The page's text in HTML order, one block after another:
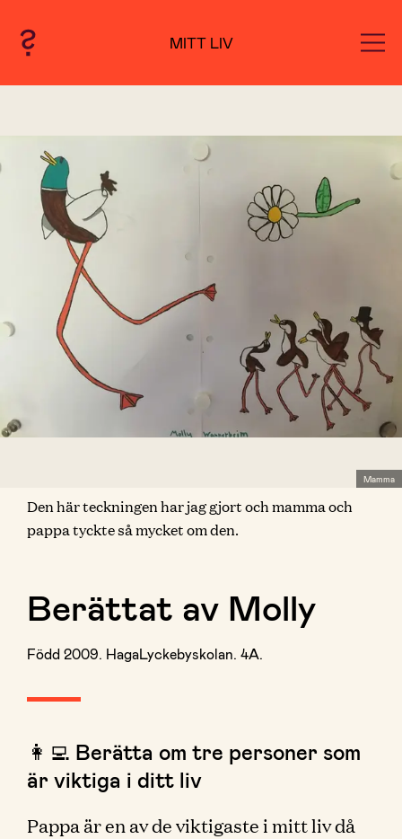
MITT LIV
Mamma
Den här teckningen har jag gjort och mamma och
pappa tyckte så mycket om den.
Berättat av Molly
Född 2009. HagaLyckebyskolan. 4A.
👩‍💻 Berätta om tre personer som
är viktiga i ditt liv
Pappa är en av de viktigaste i mitt liv då